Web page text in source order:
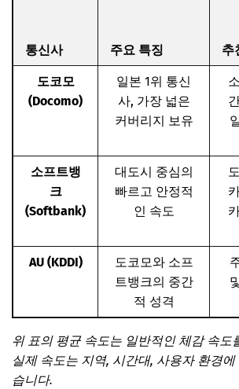
통신사 주요 특징 추
도코모
(Docomo)
일본 1위 통신
사, 가장 넓은
커버리지 보유
소프트뱅
크
(Softbank)
대도시 중심의
빠르고 안정적
인 속도
AU (KDDI)
도코모와 소프
트뱅크의 중간
적 성격
위 표의 평균 속도는 일반적인 체감 속도
실제 속도는 지역, 시간대, 사용자 환경
습니다.